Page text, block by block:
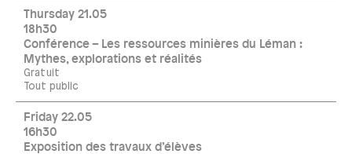
Thursday 21.05
18h30
Conférence – Les ressources minières du Léman :
Mythes, explorations et réalités
Gratuit
Tout public
Friday 22.05
16h30
Exposition des travaux d’élèves